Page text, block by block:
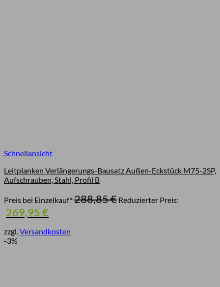
Schnellansicht
Leitplanken Verlängerungs-Bausatz Außen-Eckstück M75-2SP,
Aufschrauben, Stahl, Profil B
Preis bei Einzelkauf*288,85€ Ursprünglicher
Preis
Reduzierter Preis:
269,95€
Preis
ist:
269,95 €.
zzgl.Versandkosten
-3%